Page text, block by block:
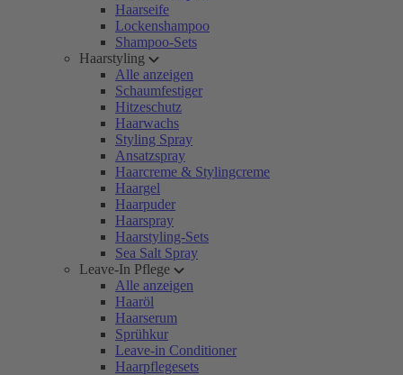
Haarseife
Lockenshampoo
Shampoo-Sets
Haarstyling
Alle anzeigen
Schaumfestiger
Hitzeschutz
Haarwachs
Styling Spray
Ansatzspray
Haarcreme & Stylingcreme
Haargel
Haarpuder
Haarspray
Haarstyling-Sets
Sea Salt Spray
Leave-In Pflege
Alle anzeigen
Haaröl
Haarserum
Sprühkur
Leave-in Conditioner
Haarpflegesets